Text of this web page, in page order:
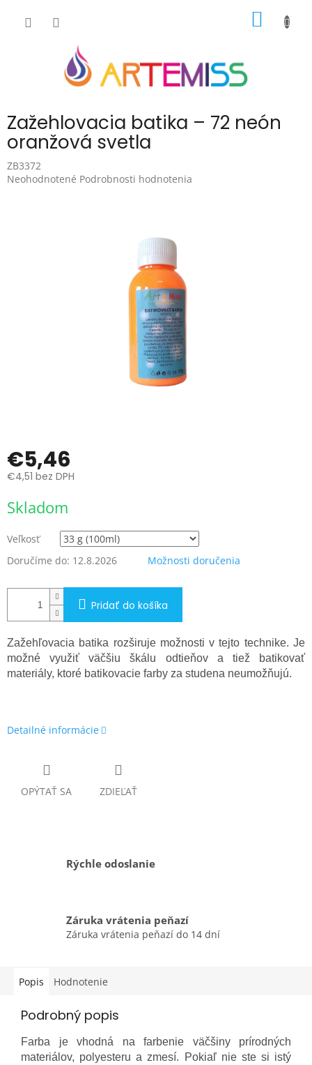
Zažehlovacia batika – 72 neón
oranžová svetla
ZB3372
Priemerné
Neohodnotené Podrobnosti hodnotenia
€5,46
€4,51 bez DPH
cena:
Skladom
Veľkosť
Doručíme do: 12.8.2026 Možnosti doručenia
Pridať do košíka
Zažehľovacia batika rozširuje možnosti v tejto technike. Je
možné využiť väčšiu škálu odtieňov a tiež batikovať
materiály, ktoré batikovacie farby za studena neumožňujú.
Detailné informácie
OPÝTAŤ SA ZDIEĽAŤ
Rýchle odoslanie
Záruka vrátenia peňazí
Záruka vrátenia peňazí do 14 dní
Popis Hodnotenie
Podrobný popis
Farba je vhodná na farbenie väčšiny prírodných
materiálov, polyesteru a zmesí. Pokiaľ nie ste si istý